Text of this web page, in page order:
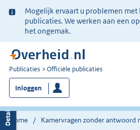
Ter
informatie:
Mogelijk ervaart u problemen met
publicaties. We werken aan een
het ongemak.
U
bent
nu
hier:
Publicaties Officiële publicaties
Inloggen
Home Kamervragen zonder antwoord